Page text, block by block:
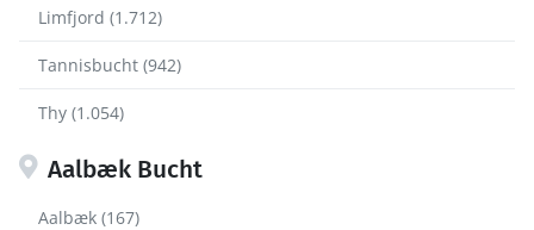
Limfjord (1.712)
Tannisbucht (942)
Thy (1.054)
Aalbæk Bucht
Aalbæk (167)